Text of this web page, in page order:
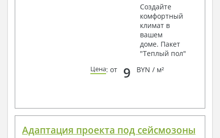
Создайте
комфортный
климат в
вашем
доме. Пакет
"Теплый пол"
Цена: от 9 BYN / м²
Адаптация проекта под сейсмозоны